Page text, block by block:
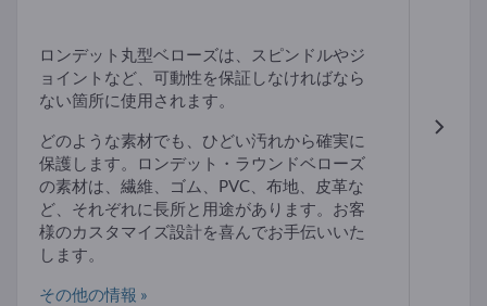
ロンデット丸型ベローズは、スピンドルやジ
ョイントなど、可動性を保証しなければなら
ない箇所に使用されます。
どのような素材でも、ひどい汚れから確実に
保護します。ロンデット・ラウンドベローズ
の素材は、繊維、ゴム、PVC、布地、皮革な
ど、それぞれに長所と用途があります。お客
様のカスタマイズ設計を喜んでお手伝いいた
します。
その他の情報 »